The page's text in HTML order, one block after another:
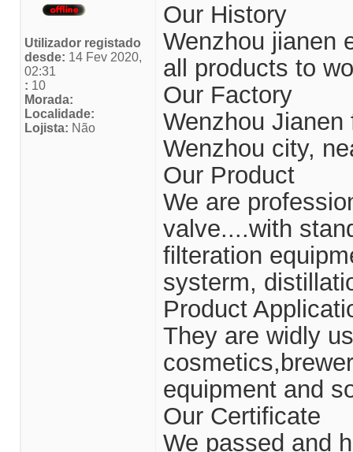
Utilizador registado
desde: 14 Fev 2020,
02:31
: 10
Morada:
Localidade:
Lojista: Não
Our History
Wenzhou jianen
all products to
Our Factory
Wenzhou
Wenzhou city,
Our Product
We are
valve....with
filteration
systerm,
Product
They are widly
equipment and
Our Certificate
We passed and